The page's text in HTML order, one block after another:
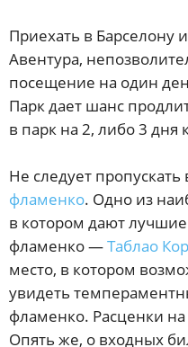
Приехать в Барселону
Авентура,
посещение на один
Парк дает шанс
в парк на 2, либо 3 дня
Не следует пропускать
фламенко. Одно из
в котором дают
фламенко —Таблао
место, в котором
увидеть
фламенко. Расценки
Опять же, о входных